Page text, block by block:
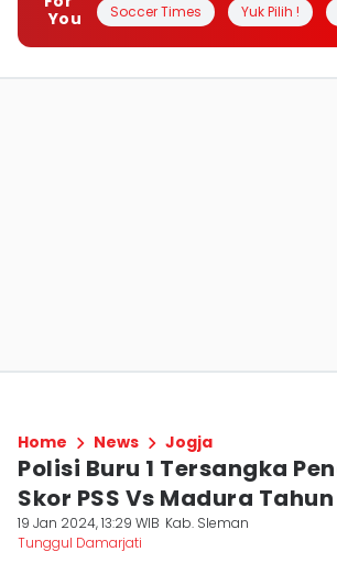
You
Soccer Times Yuk Pilih !
Home News Jogja
Polisi Buru 1 Tersangka
Skor PSS Vs Madura Tahun
19 Jan 2024, 13:29 WIB Kab. Sleman
Tunggul Damarjati